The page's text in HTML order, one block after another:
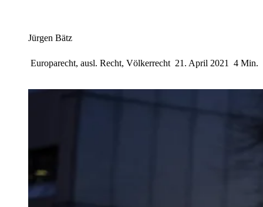
Jürgen Bätz
Europarecht, ausl. Recht, Völkerrecht 21. April 2021 4 Min.